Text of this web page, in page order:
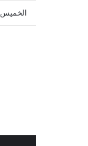
الخميس,